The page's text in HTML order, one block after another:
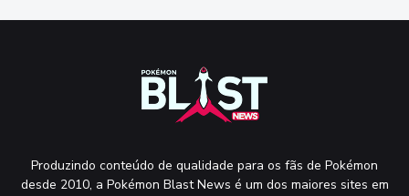
Produzindo conteúdo de qualidade para os fãs de Pokémon
desde 2010, a Pokémon Blast News é um dos maiores sites em